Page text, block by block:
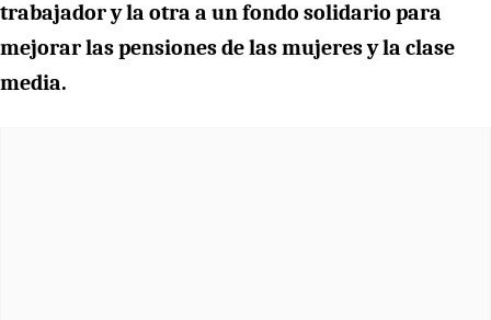
trabajador y la otra a un fondo solidario para
mejorar las pensiones de las mujeres y la clase
media.